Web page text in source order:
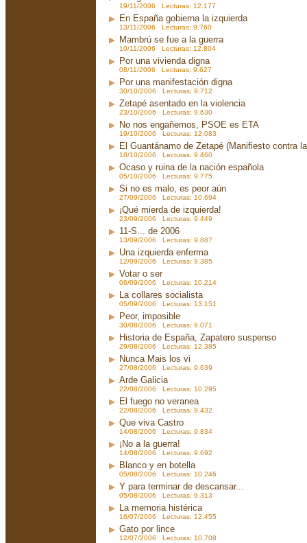
19/11/2006 Lecturas: 12.177
En España gobierna la izquierda
13/11/2006 Lecturas: 9.760
Mambrú se fue a la guerra
10/11/2006 Lecturas: 12.804
Por una vivienda digna
08/11/2006 Lecturas: 9.627
Por una manifestación digna
30/10/2006 Lecturas: 9.712
Zetapé asentado en la violencia
23/10/2006 Lecturas: 9.630
No nos engañemos, PSOE es ETA
19/10/2006 Lecturas: 12.083
El Guantánamo de Zetapé (Manifiesto contra
18/10/2006 Lecturas: 9.460
Ocaso y ruina de la nación española
05/10/2006 Lecturas: 9.775
Si no es malo, es peor aún
27/09/2006 Lecturas: 10.694
¡Qué mierda de izquierda!
23/09/2006 Lecturas: 9.449
11-S... de 2006
13/09/2006 Lecturas: 9.887
Una izquierda enferma
12/09/2006 Lecturas: 9.385
Votar o ser
06/09/2006 Lecturas: 10.214
La collares socialista
05/09/2006 Lecturas: 13.151
Peor, imposible
30/08/2006 Lecturas: 9.071
Historia de España, Zapatero suspenso
29/08/2006 Lecturas: 12.385
Nunca Mais los vi
27/08/2006 Lecturas: 9.639
Arde Galicia
22/08/2006 Lecturas: 10.295
El fuego no veranea
22/08/2006 Lecturas: 9.432
Que viva Castro
14/08/2006 Lecturas: 9.834
¡No a la guerra!
14/08/2006 Lecturas: 9.692
Blanco y en botella
05/08/2006 Lecturas: 10.246
Y para terminar de descansar...
05/08/2006 Lecturas: 9.313
La memoria histérica
16/07/2006 Lecturas: 12.455
Gato por lince
12/07/2006 Lecturas: 10.708